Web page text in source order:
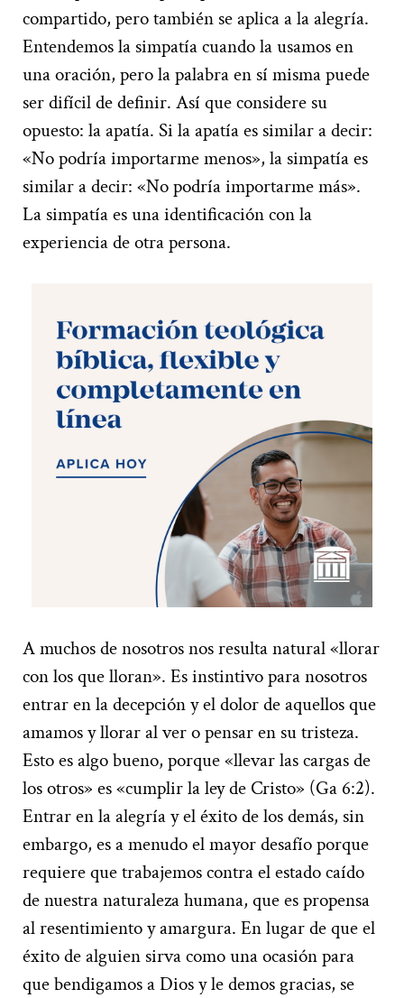
compartido, pero también se aplica a la alegría.
Entendemos la simpatía cuando la usamos en
una oración, pero la palabra en sí misma puede
ser difícil de definir. Así que considere su
opuesto: la apatía. Si la apatía es similar a decir:
«No podría importarme menos», la simpatía es
similar a decir: «No podría importarme más».
La simpatía es una identificación con la
experiencia de otra persona.
A muchos de nosotros nos resulta natural «llorar
con los que lloran». Es instintivo para nosotros
entrar en la decepción y el dolor de aquellos que
amamos y llorar al ver o pensar en su tristeza.
Esto es algo bueno, porque «llevar las cargas de
los otros» es «cumplir la ley de Cristo» (Ga 6:2).
Entrar en la alegría y el éxito de los demás, sin
embargo, es a menudo el mayor desafío porque
requiere que trabajemos contra el estado caído
de nuestra naturaleza humana, que es propensa
al resentimiento y amargura. En lugar de que el
éxito de alguien sirva como una ocasión para
que bendigamos a Dios y le demos gracias, se